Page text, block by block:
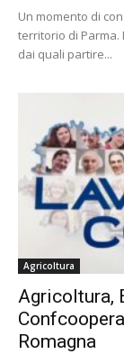
Un momento di
territorio di
dai quali partire...
Agricoltura
Agricoltura,
Romagna